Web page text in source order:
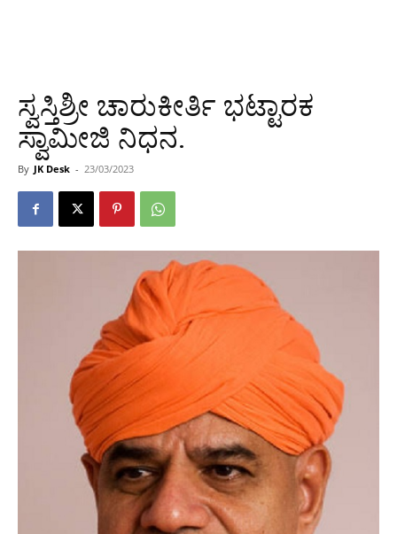
ಸ್ವಸ್ತಿಶ್ರೀ ಚಾರುಕೀರ್ತಿ ಭಟ್ಟಾರಕ
ಸ್ವಾಮೀಜಿ ನಿಧನ.
By JK Desk - 23/03/2023